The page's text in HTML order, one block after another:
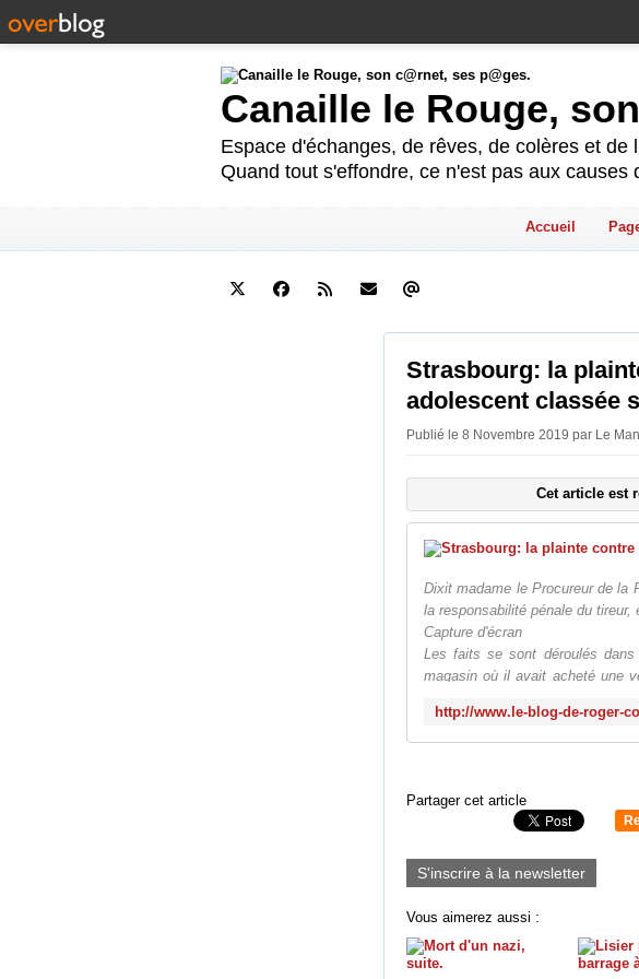
Canaille le Rouge,
Espace d'échanges, de rêves, de colères et
Quand tout s'effondre, ce n'est pas aux
Accueil
Strasbourg: la
adolescent classée
Publié le 8 Novembre 2019 par Le
Cet article est
Dixit madame le Procureur de la
la responsabilité pénale du tireur,
Capture d'écran
Les faits se sont déroulés
magasin où il avait acheté une
Partager cet article
S'inscrire à la newsletter
Vous aimerez aussi :